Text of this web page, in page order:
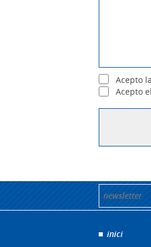
Acepto la
Acepto
inici